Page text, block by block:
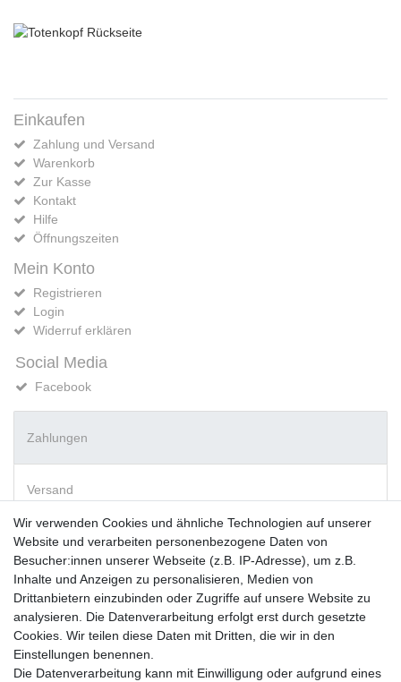
Einkaufen
Zahlung und Versand
Warenkorb
Zur Kasse
Kontakt
Hilfe
Öffnungszeiten
Mein Konto
Registrieren
Login
Widerruf erklären
Social Media
Facebook
Zahlungen
Versand
Vorkasse
PayPal
Sofortüberweisung
Kreditkarte
AmazonPay
Bar bei Abholung
Wir verwenden Cookies und ähnliche Technologien auf unserer
Website und verarbeiten personenbezogene Daten von
Besucher:innen unserer Webseite (z.B. IP-Adresse), um z.B.
Inhalte und Anzeigen zu personalisieren, Medien von
Drittanbietern einzubinden oder Zugriffe auf unsere Website zu
analysieren. Die Datenverarbeitung erfolgt erst durch gesetzte
Cookies. Wir teilen diese Daten mit Dritten, die wir in den
Einstellungen benennen.
Die Datenverarbeitung kann mit Einwilligung oder aufgrund eines